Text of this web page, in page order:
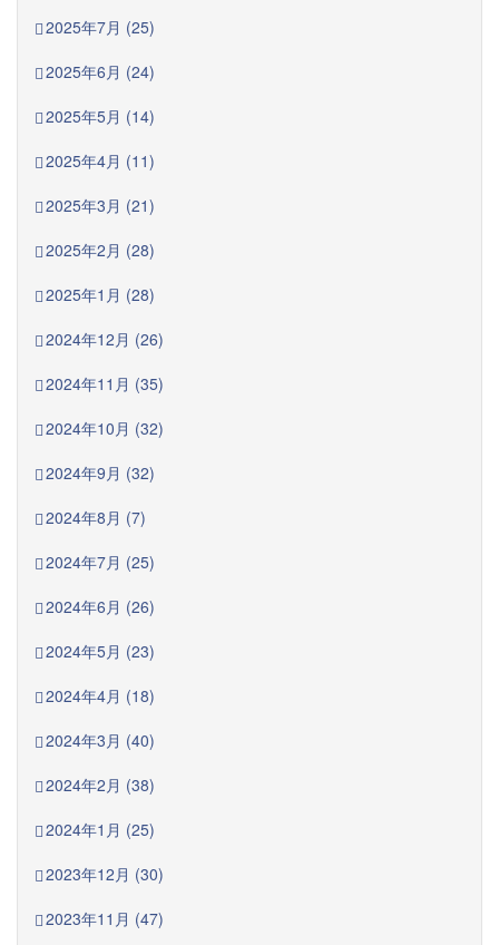
2025年7月 (25)
2025年6月 (24)
2025年5月 (14)
2025年4月 (11)
2025年3月 (21)
2025年2月 (28)
2025年1月 (28)
2024年12月 (26)
2024年11月 (35)
2024年10月 (32)
2024年9月 (32)
2024年8月 (7)
2024年7月 (25)
2024年6月 (26)
2024年5月 (23)
2024年4月 (18)
2024年3月 (40)
2024年2月 (38)
2024年1月 (25)
2023年12月 (30)
2023年11月 (47)